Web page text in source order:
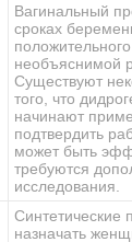
Вагинальный
сроках
необъяснимой
Существуют
того, что
начинают
подтвердить
может быть
требуются
исследования.
Синтетические
назначать